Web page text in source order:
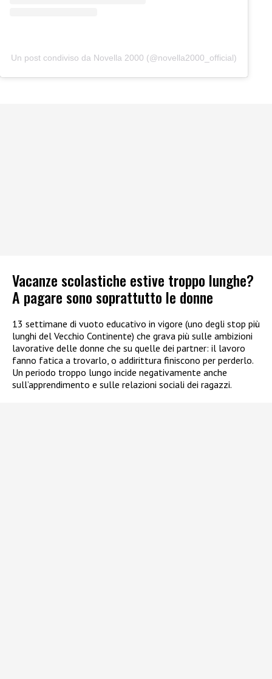
Un post condiviso da Novella 2000 (@novella2000_official)
Vacanze scolastiche estive troppo lunghe?
A pagare sono soprattutto le donne
13 settimane di vuoto educativo in vigore (uno degli stop più
lunghi del Vecchio Continente) che grava più sulle ambizioni
lavorative delle donne che su quelle dei partner: il lavoro
fanno fatica a trovarlo, o addirittura finiscono per perderlo.
Un periodo troppo lungo incide negativamente anche
sull’apprendimento e sulle relazioni sociali dei ragazzi.